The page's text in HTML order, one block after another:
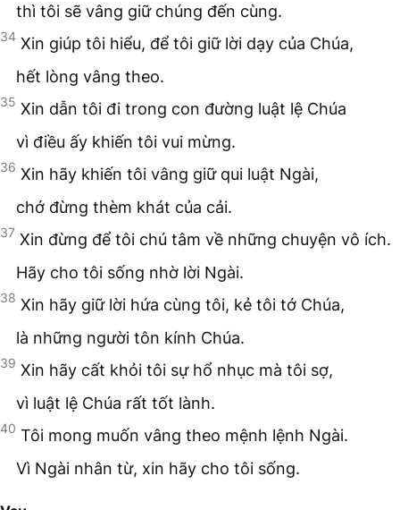
thì tôi sẽ vâng giữ chúng đến cùng.
34 Xin giúp tôi hiểu, để tôi giữ lời dạy của Chúa,
hết lòng vâng theo.
35 Xin dẫn tôi đi trong con đường luật lệ Chúa
vì điều ấy khiến tôi vui mừng.
36 Xin hãy khiến tôi vâng giữ qui luật Ngài,
chớ đừng thèm khát của cải.
37 Xin đừng để tôi chú tâm về những chuyện vô ích.
Hãy cho tôi sống nhờ lời Ngài.
38 Xin hãy giữ lời hứa cùng tôi, kẻ tôi tớ Chúa,
là những người tôn kính Chúa.
39 Xin hãy cất khỏi tôi sự hổ nhục mà tôi sợ,
vì luật lệ Chúa rất tốt lành.
40 Tôi mong muốn vâng theo mệnh lệnh Ngài.
Vì Ngài nhân từ, xin hãy cho tôi sống.